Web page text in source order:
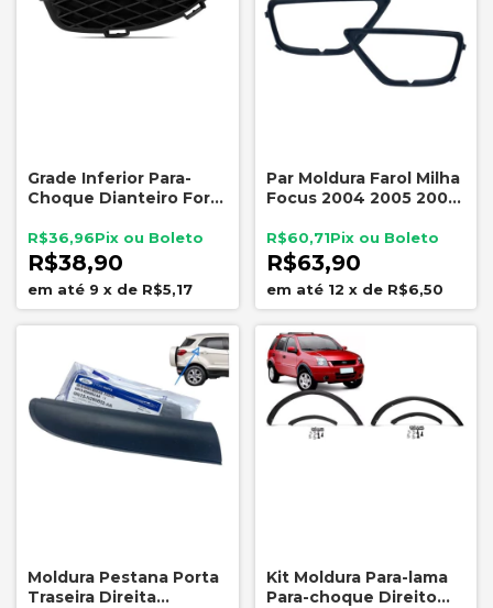
Grade Inferior Para-
Choque Dianteiro Ford
Esquerdo
R$38,90
R$36,96
9 x de R$5,17
Par Moldura Farol Milha
Focus 2004 2005 2006
R$63,90
R$60,71
12 x de R$6,50
Moldura Pestana Porta
Traseira Direita
Kit Moldura Para-lama
Para-choque Direito